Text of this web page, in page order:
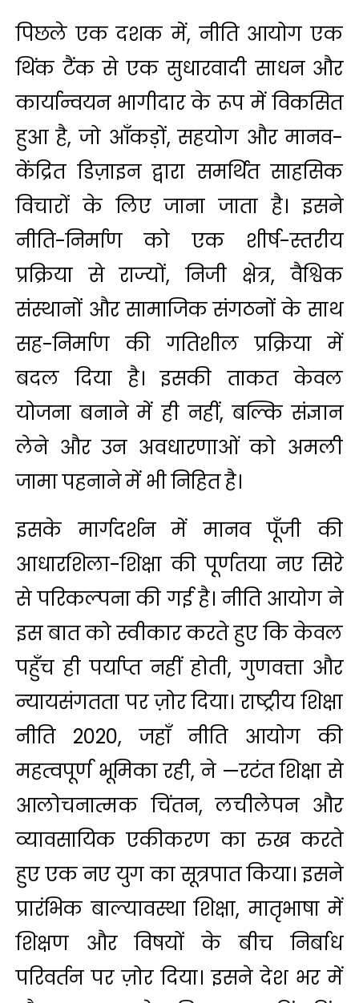
पिछले एक दशक में, नीति आयोग एक
थिंक टैंक से एक सुधारवादी साधन और
कार्यान्वयन भागीदार के रूप में विकसित
हुआ है, जो आँकड़ों, सहयोग और मानव-
केंद्रित डिज़ाइन द्वारा समर्थित साहसिक
विचारों के लिए जाना जाता है। इसने
नीति-निर्माण को एक शीर्ष-स्तरीय
प्रक्रिया से राज्यों, निजी क्षेत्र, वैश्विक
संस्थानों और सामाजिक संगठनों के साथ
सह-निर्माण की गतिशील प्रक्रिया में
बदल दिया है। इसकी ताकत केवल
योजना बनाने में ही नहीं, बल्कि संज्ञान
लेने और उन अवधारणाओं को अमली
जामा पहनाने में भी निहित है।
इसके मार्गदर्शन में मानव पूँजी की
आधारशिला-शिक्षा की पूर्णतया नए सिरे
से परिकल्‍पना की गई है। नीति आयोग ने
इस बात को स्वीकार करते हुए कि केवल
पहुँच ही पर्याप्त नहीं होती, गुणवत्ता और
न्‍यायसंगतता पर ज़ोर दिया। राष्ट्रीय शिक्षा
नीति 2020, जहाँ नीति आयोग की
महत्वपूर्ण भूमिका रही, ने —रटंत शिक्षा से
आलोचनात्मक चिंतन, लचीलेपन और
व्यावसायिक एकीकरण का रुख करते
हुए एक नए युग का सूत्रपात किया। इसने
प्रारंभिक बाल्यावस्था शिक्षा, मातृभाषा में
शिक्षण और विषयों के बीच निर्बाध
परिवर्तन पर ज़ोर दिया। इसने देश भर में